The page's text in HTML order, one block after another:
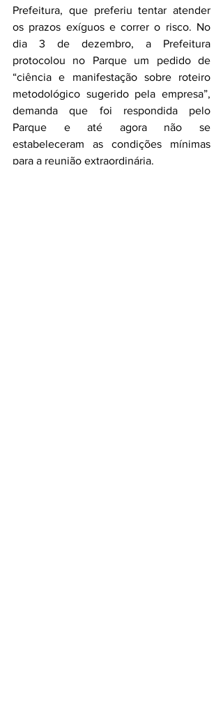
Prefeitura, que preferiu tentar atender
os prazos exíguos e correr o risco. No
dia 3 de dezembro, a Prefeitura
protocolou no Parque um pedido de
“ciência e manifestação sobre roteiro
metodológico sugerido pela empresa”,
demanda que foi respondida pelo
Parque e até agora não se
estabeleceram as condições mínimas
para a reunião extraordinária.